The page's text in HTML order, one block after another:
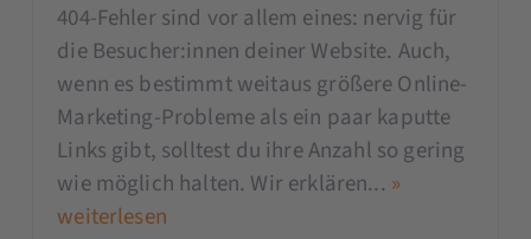
404-Fehler sind vor allem eines: nervig für
die Besucher:innen deiner Website. Auch,
wenn es bestimmt weitaus größere Online-
Marketing-Probleme als ein paar kaputte
Links gibt, solltest du ihre Anzahl so gering
wie möglich halten. Wir erklären... »
weiterlesen